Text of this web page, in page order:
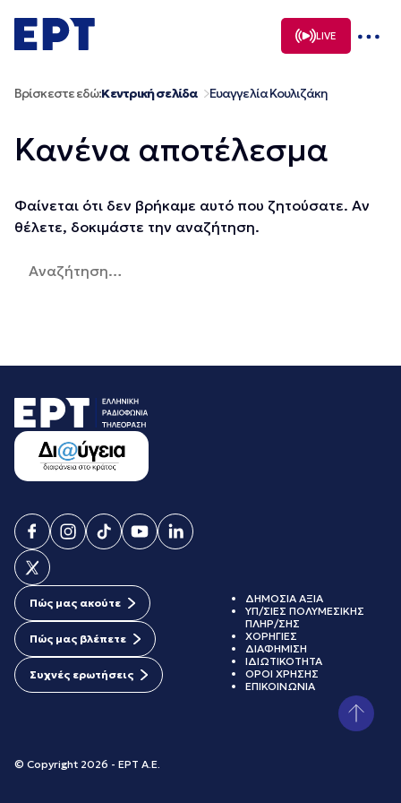
σε
περιεχόμενο
LIVE
Βρίσκεστε εδώ:Κεντρική σελίδα Ευαγγελία Κουλιζάκη
Κανένα αποτέλεσμα
Φαίνεται ότι δεν βρήκαμε αυτό που ζητούσατε. Αν
θέλετε, δοκιμάστε την αναζήτηση.
για:
Πώς μας ακούτε
Πώς μας βλέπετε
Συχνές ερωτήσεις
© Copyright 2026 - ΕΡΤ Α.Ε.
ΔΗΜΟΣΙΑ ΑΞΙΑ
ΥΠ/ΣΙΕΣ ΠΟΛΥΜΕΣΙΚΗΣ
ΠΛΗΡ/ΣΗΣ
ΧΟΡΗΓΙΕΣ
ΔΙΑΦΗΜΙΣΗ
ΙΔΙΩΤΙΚΟΤΗΤΑ
ΟΡΟΙ ΧΡΗΣΗΣ
ΕΠΙΚΟΙΝΩΝΙΑ